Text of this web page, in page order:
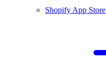
Shopify App Store